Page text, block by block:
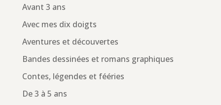
Avant 3 ans
Avec mes dix doigts
Aventures et découvertes
Bandes dessinées et romans graphiques
Contes, légendes et fééries
De 3 à 5 ans